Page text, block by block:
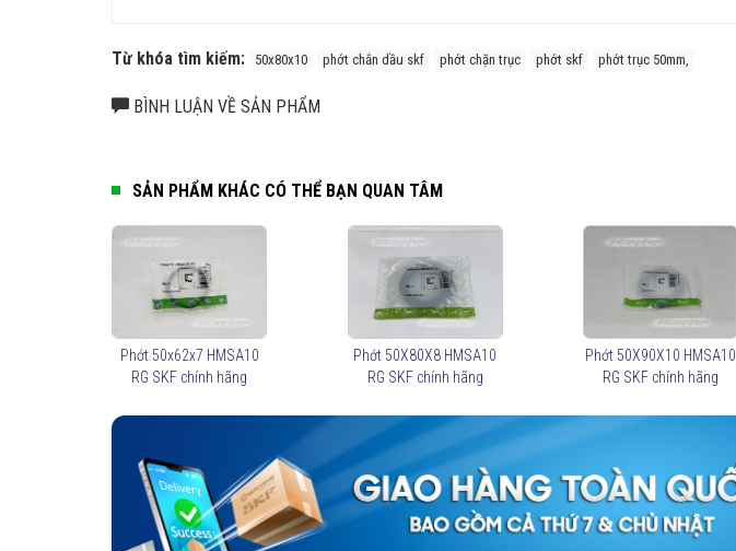
Từ khóa tìm kiếm: 50x80x10 phớt chắn dầu skf phớt chặn trục phớt skf phớt trục 50mm,
BÌNH LUẬN VỀ SẢN PHẨM
SẢN PHẨM KHÁC CÓ THỂ BẠN QUAN TÂM
Phớt 50x62x7 HMSA10
RG SKF chính hãng
Phớt 50X80X8 HMSA10
RG SKF chính hãng
Phớt 50X90X10 HMSA10
RG SKF chính hãng